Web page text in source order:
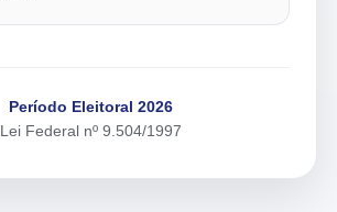
Período Eleitoral 2026
Lei Federal nº 9.504/1997